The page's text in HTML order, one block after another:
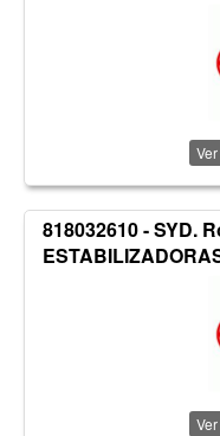
818032610 - SYD.